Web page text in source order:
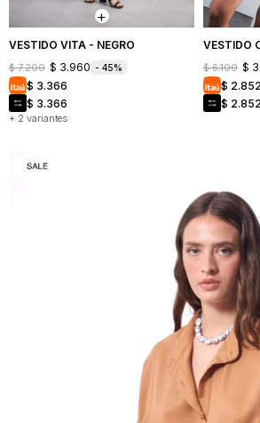
VESTIDO VITA - NEGRO
+ 2 variantes
$ 7.200 $ 3.960 45
$ 3.366
$ 3.366
VESTIDO
$ 6.100 $
$ 2.852
$ 2.852